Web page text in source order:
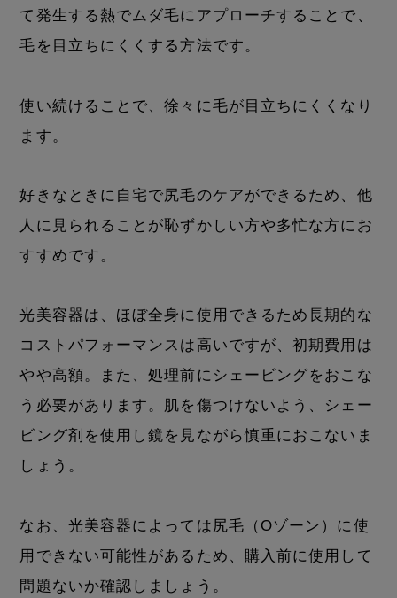
て発生する熱でムダ毛にアプローチすることで、
毛を目立ちにくくする方法です。
使い続けることで、徐々に毛が目立ちにくくなり
ます。
好きなときに自宅で尻毛のケアができるため、他
人に見られることが恥ずかしい方や多忙な方にお
すすめです。
光美容器は、ほぼ全身に使用できるため長期的な
コストパフォーマンスは高いですが、初期費用は
やや高額。また、処理前にシェービングをおこな
う必要があります。肌を傷つけないよう、シェー
ビング剤を使用し鏡を見ながら慎重におこないま
しょう。
なお、光美容器によっては尻毛（Oゾーン）に使
用できない可能性があるため、購入前に使用して
問題ないか確認しましょう。